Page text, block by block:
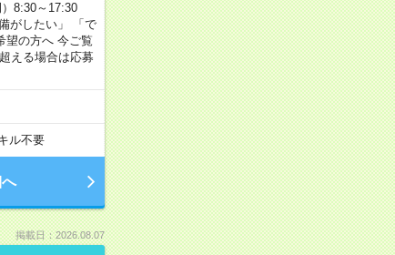
8:30～17:30
がしたい」 「で
望の方へ 今ご覧
える場合は応募
ル不要
掲載日：2026.08.07